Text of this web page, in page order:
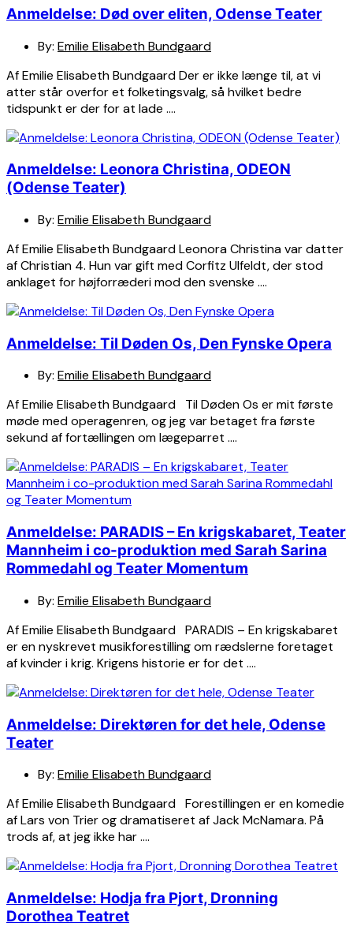
Anmeldelse: Død over eliten, Odense Teater
By: Emilie Elisabeth Bundgaard
Af Emilie Elisabeth Bundgaard Der er ikke længe til, at vi
atter står overfor et folketingsvalg, så hvilket bedre
tidspunkt er der for at lade ….
Anmeldelse: Leonora Christina, ODEON
(Odense Teater)
By: Emilie Elisabeth Bundgaard
Af Emilie Elisabeth Bundgaard Leonora Christina var datter
af Christian 4. Hun var gift med Corfitz Ulfeldt, der stod
anklaget for højforræderi mod den svenske ….
Anmeldelse: Til Døden Os, Den Fynske Opera
By: Emilie Elisabeth Bundgaard
Af Emilie Elisabeth Bundgaard Til Døden Os er mit første
møde med operagenren, og jeg var betaget fra første
sekund af fortællingen om lægeparret ….
Anmeldelse: PARADIS – En krigskabaret, Teater
Mannheim i co-produktion med Sarah Sarina
Rommedahl og Teater Momentum
By: Emilie Elisabeth Bundgaard
Af Emilie Elisabeth Bundgaard PARADIS – En krigskabaret
er en nyskrevet musikforestilling om rædslerne foretaget
af kvinder i krig. Krigens historie er for det ….
Anmeldelse: Direktøren for det hele, Odense
Teater
By: Emilie Elisabeth Bundgaard
Af Emilie Elisabeth Bundgaard Forestillingen er en komedie
af Lars von Trier og dramatiseret af Jack McNamara. På
trods af, at jeg ikke har ….
Anmeldelse: Hodja fra Pjort, Dronning
Dorothea Teatret